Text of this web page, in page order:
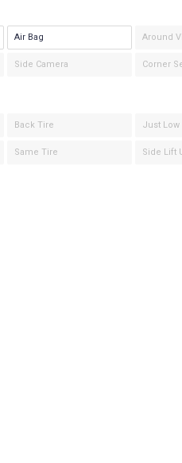
Air Bag Around
Side Camera Corner
Back Tire Just Low
Same Tire Side Lift